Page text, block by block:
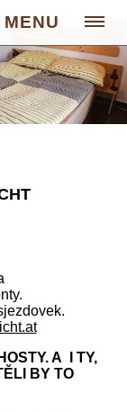
MENU
A I TY,
BY TO